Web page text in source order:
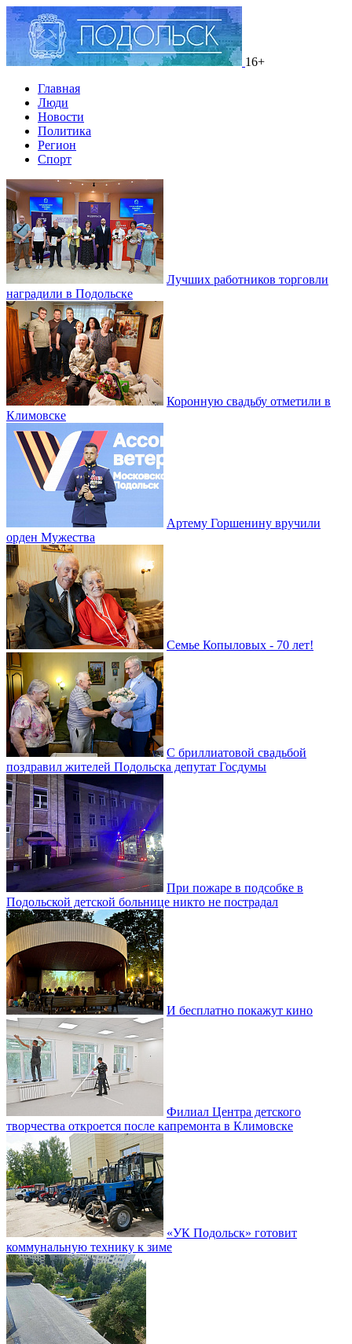
16+
Главная
Люди
Новости
Политика
Регион
Спорт
Лучших работников торговли
наградили в Подольске
Коронную свадьбу отметили в
Климовске
Артему Горшенину вручили
орден Мужества
Семье Копыловых - 70 лет!
С бриллиатовой свадьбой
поздравил жителей Подольска депутат Госдумы
При пожаре в подсобке в
Подольской детской больнице никто не пострадал
И бесплатно покажут кино
Филиал Центра детского
творчества откроется после капремонта в Климовске
«УК Подольск» готовит
коммунальную технику к зиме